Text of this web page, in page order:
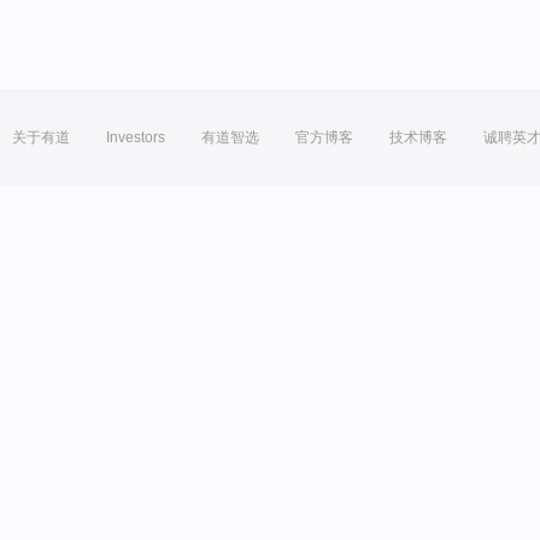
关于有道 Investors 有道智选 官方博客 技术博客 诚聘英才